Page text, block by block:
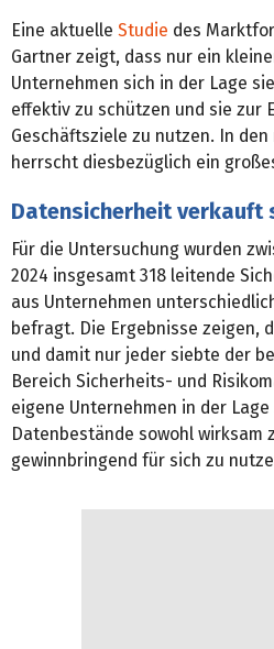
Eine aktuelle Studie des
Gartner zeigt, dass nur ein
Unternehmen sich in der Lage
effektiv zu schützen und sie zur
Geschäftsziele zu nutzen. In
herrscht diesbezüglich ein
Datensicherheit verkauft
Für die Untersuchung wurden
2024 insgesamt 318 leitende
aus Unternehmen
befragt. Die Ergebnisse zeigen,
und damit nur jeder siebte der
Bereich Sicherheits- und
eigene Unternehmen in der
Datenbestände sowohl wirksam
gewinnbringend für sich zu